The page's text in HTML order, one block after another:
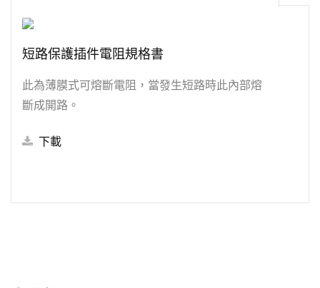
短路保護插件電阻規格書
此為薄膜式可熔斷電阻，當發生短路時此內部熔
斷成開路。
下載